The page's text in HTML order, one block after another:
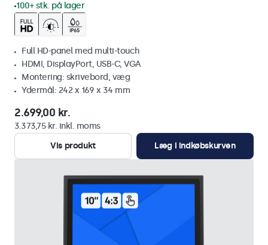
100+ stk. på lager
Full HD-panel med multi-touch
HDMI, DisplayPort, USB-C, VGA
Montering: skrivebord, væg
Ydermål: 242 x 169 x 34 mm
2.699,00 kr.
3.373,75 kr. inkl. moms
Vis produkt
Læg i indkøbskurven